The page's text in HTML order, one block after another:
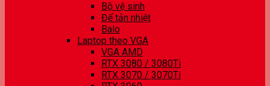
Bộ vệ sinh
Đế tản nhiệt
Balo
Laptop theo VGA
VGA AMD
RTX 3080 / 3080Ti
RTX 3070 / 3070Ti